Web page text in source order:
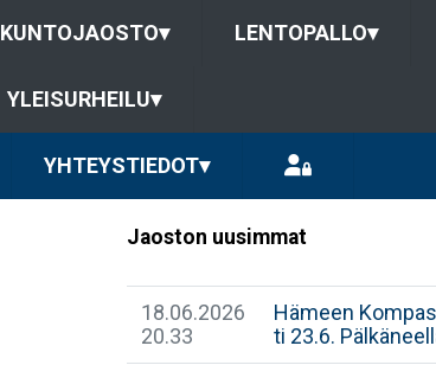
KUNTOJAOSTO▾ LENTOPALLO▾
YLEISURHEILU▾
YHTEYSTIEDOT▾
Jaoston uusimmat
18.06.2026
20.33
Hämeen
ti 23.6.